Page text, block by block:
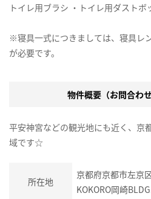
トイレ用ブラシ ・トイレ用ダスト
※寝具一式につきましては、寝具レ
が必要です。
物件概要（お問合わ
平安神宮などの観光地にも近く、京
域です☆
所在地
京都府京都市左京
KOKORO岡崎